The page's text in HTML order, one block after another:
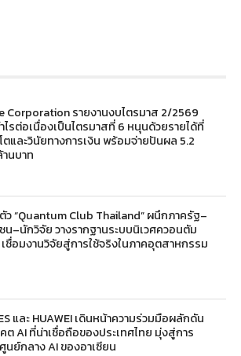
Corporation รายงานงบไตรมาส 2/2569
ไรต่อเนื่องเป็นไตรมาสที่ 6 หนุนด้วยรายได้ที่
ตและวินัยทางการเงิน พร้อมจ่ายปันผล 5.2
นบาท
ว “Quantum Club Thailand” ผนึกภาครัฐ–
น–นักวิจัย วางรากฐานระบบนิเวศควอนตัม
ชื่อมงานวิจัยสู่การใช้จริงในภาคอุตสาหกรรม
และ HUAWEI เดินหน้าความร่วมมือผลักดัน
ต AI ที่น่าเชื่อถือของประเทศไทย มุ่งสู่การ
นย์กลาง AI ของอาเซียน